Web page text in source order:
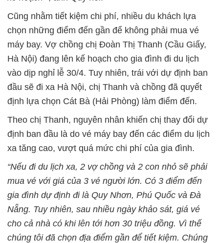
Cũng nhằm tiết kiệm chi phí, nhiều du khách lựa
chọn những điểm đến gần để không phải mua vé
máy bay. Vợ chồng chị Đoàn Thị Thanh (Cầu Giấy,
Hà Nội) đang lên kế hoạch cho gia đình đi du lịch
vào dịp nghỉ lễ 30/4. Tuy nhiên, trái với dự định ban
đầu sẽ đi xa Hà Nội, chị Thanh và chồng đã quyết
định lựa chọn Cát Bà (Hải Phòng) làm điểm đến.
Theo chị Thanh, nguyên nhân khiến chị thay đổi dự
định ban đầu là do vé máy bay đến các điểm du lịch
xa tăng cao, vượt quá mức chi phí của gia đình.
“Nếu đi du lịch xa, 2 vợ chồng và 2 con nhỏ sẽ phải
mua vé với giá của 3 vé người lớn. Có 3 điểm đến
gia đình dự định đi là Quy Nhơn, Phú Quốc và Đà
Nẵng. Tuy nhiên, sau nhiều ngày khảo sát, giá vé
cho cả nhà có khi lên tới hơn 30 triệu đồng. Vì thế
chúng tôi đã chọn địa điểm gần để tiết kiệm. Chúng